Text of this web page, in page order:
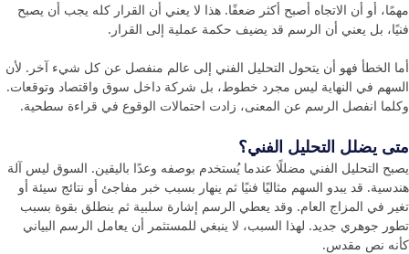
مهمًا، أو أن الاتجاه أصبح أكثر ضعفًا. هذا لا يعني أن القرار كله يجب أن يصبح
فنيًا، بل يعني أن الرسم قد يضيف حكمة عملية إلى القرار.
أما الخطأ فهو أن يتحول التحليل الفني إلى عالم منفصل عن كل شيء آخر. لأن
السهم في النهاية ليس مجرد خطوط، بل شركة داخل سوق واقتصاد وتوقعات.
وكلما انفصل الرسم عن المعنى، زادت احتمالات الوقوع في قراءة سطحية.
متى يضلل التحليل الفني؟
يصبح التحليل الفني مضللًا عندما يُستخدم بوصفه وعدًا باليقين. السوق ليس آلة
هندسية. قد يبدو السهم مثاليًا فنيًا ثم ينهار بسبب خبر مفاجئ أو نتائج سيئة أو
تغير في المزاج العام. وقد يعطي الرسم إشارة سلبية ثم ينطلق بقوة بسبب
تطور جوهري جديد. لهذا السبب، لا ينبغي للمستثمر أن يعامل الرسم البياني
كأنه نص مقدس.